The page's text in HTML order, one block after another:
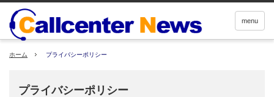
menu
ホーム プライバシーポリシー
プライバシーポリシー